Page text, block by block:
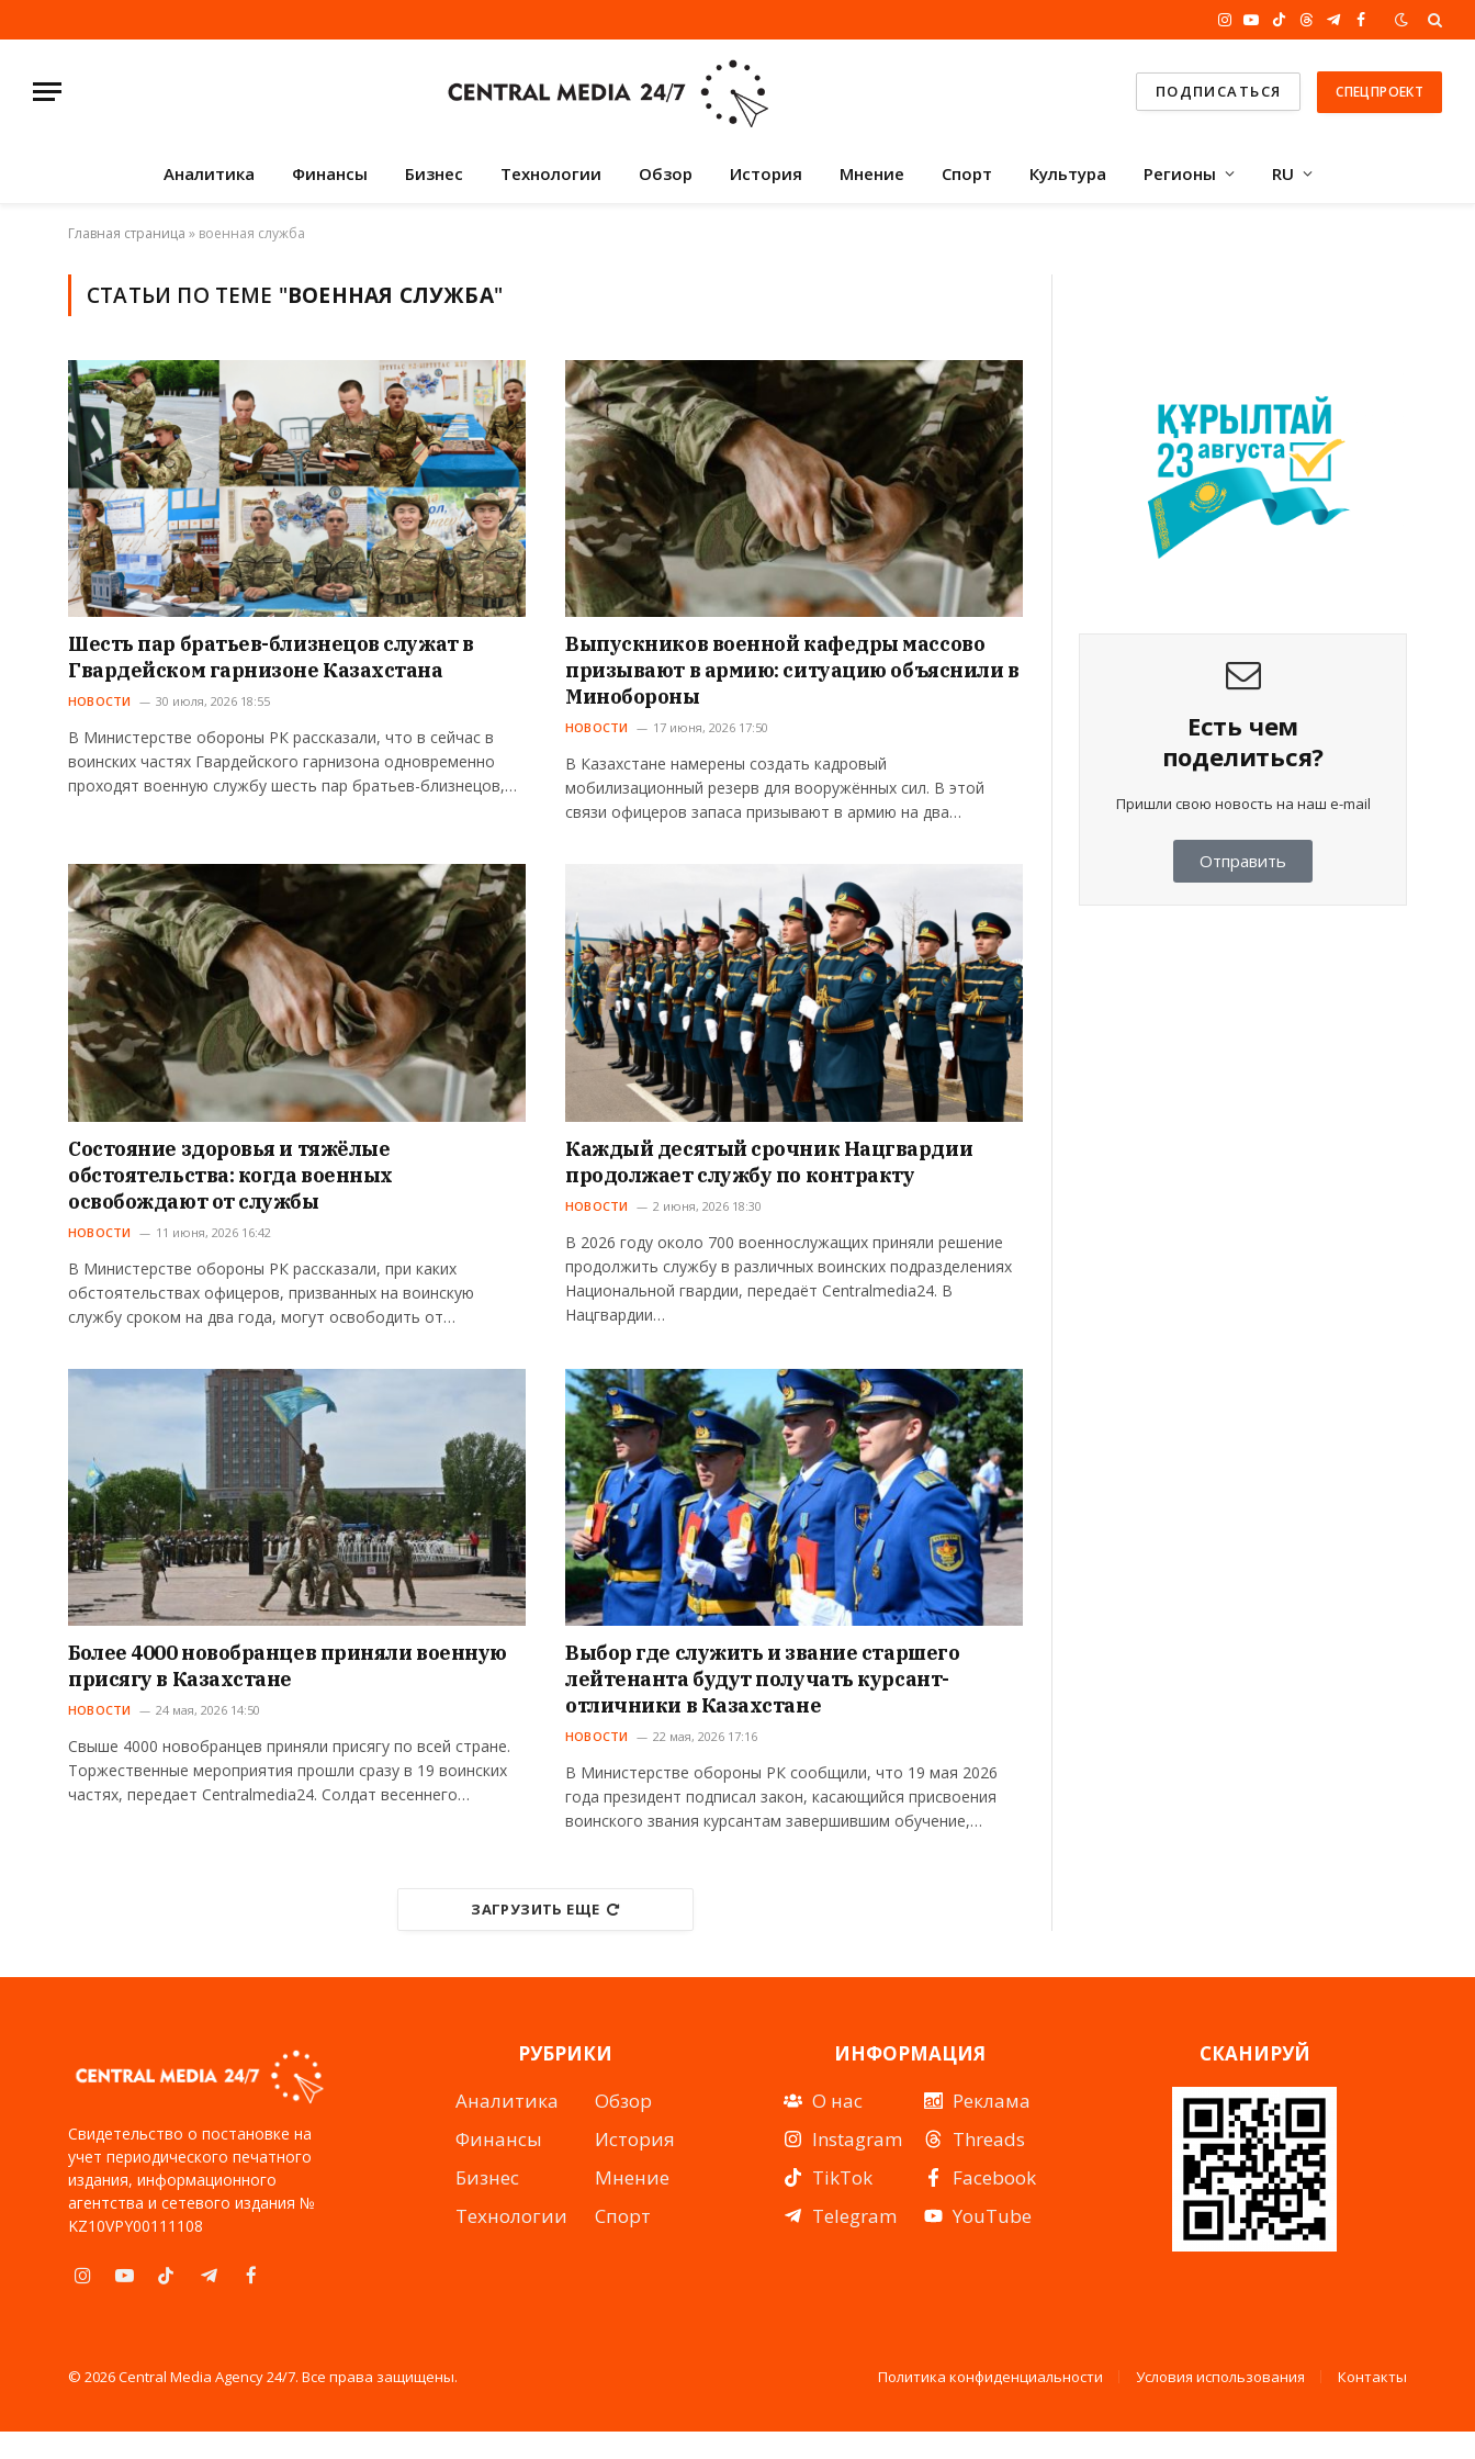
Instagram
YouTube
TikTokThreadsTelegram
Facebook
ПОДПИСАТЬСЯ СПЕЦПРОЕКТ
Аналитика Финансы Бизнес Технологии Обзор История Мнение Спорт Культура Регионы RU
Главная страница » военная служба
СТАТЬИ ПО ТЕМЕ "ВОЕННАЯ СЛУЖБА"
Шесть пар братьев-близнецов служат в
Гвардейском гарнизоне Казахстана
НОВОСТИ 30 июля, 2026 18:55
В Министерстве обороны РК рассказали, что в сейчас в
воинских частях Гвардейского гарнизона одновременно
проходят военную службу шесть пар братьев-близнецов,…
Выпускников военной кафедры массово
призывают в армию: ситуацию объяснили в
Минобороны
НОВОСТИ 17 июня, 2026 17:50
В Казахстане намерены создать кадровый
мобилизационный резерв для вооружённых сил. В этой
связи офицеров запаса призывают в армию на два…
Состояние здоровья и тяжёлые
обстоятельства: когда военных
освобождают от службы
НОВОСТИ 11 июня, 2026 16:42
В Министерстве обороны РК рассказали, при каких
обстоятельствах офицеров, призванных на воинскую
службу сроком на два года, могут освободить от…
Каждый десятый срочник Нацгвардии
продолжает службу по контракту
НОВОСТИ 2 июня, 2026 18:30
В 2026 году около 700 военнослужащих приняли решение
продолжить службу в различных воинских подразделениях
Национальной гвардии, передаёт Centralmedia24. В
Нацгвардии…
Более 4000 новобранцев приняли военную
присягу в Казахстане
НОВОСТИ 24 мая, 2026 14:50
Свыше 4000 новобранцев приняли присягу по всей стране.
Торжественные мероприятия прошли сразу в 19 воинских
частях, передает Centralmedia24. Солдат весеннего…
Выбор где служить и звание старшего
лейтенанта будут получать курсант-
отличники в Казахстане
НОВОСТИ 22 мая, 2026 17:16
В Министерстве обороны РК сообщили, что 19 мая 2026
года президент подписал закон, касающийся присвоения
воинского звания курсантам завершившим обучение,…
ЗАГРУЗИТЬ ЕЩЕ
Есть чем
поделиться?
Пришли свою новость на наш e-mail
Отправить
Свидетельство о постановке на
учет периодического печатного
издания, информационного
агентства и сетевого издания №
KZ10VPY00111108
InstagramYouTubeTikTokTelegramFacebook
РУБРИКИ
Аналитика
Финансы
Бизнес
Технологии
Обзор
История
Мнение
Спорт
ИНФОРМАЦИЯ
О нас
Instagram
TikTok
Telegram
Реклама
Threads
Facebook
YouTube
СКАНИРУЙ
© 2026 Central Media Agency 24/7. Все права защищены. Политика конфиденциальности Условия использования Контакты